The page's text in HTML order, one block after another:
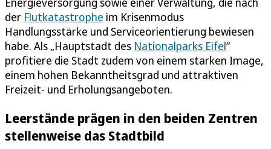
der Flutkatastrophe im Krisenmodus
Handlungsstärke und Serviceorientierung bewiesen
habe. Als „Hauptstadt des Nationalparks Eifel“
profitiere die Stadt zudem von einem starken Image,
einem hohen Bekanntheitsgrad und attraktiven
Freizeit- und Erholungsangeboten.
Leerstände prägen in den beiden Zentren
stellenweise das Stadtbild